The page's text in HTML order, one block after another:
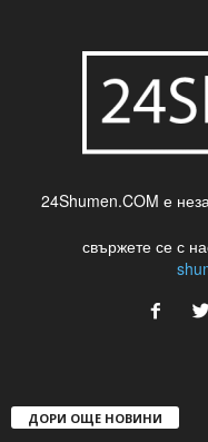
24Shumen.COM е
свържете се с
ДОРИ ОЩЕ НОВИНИ